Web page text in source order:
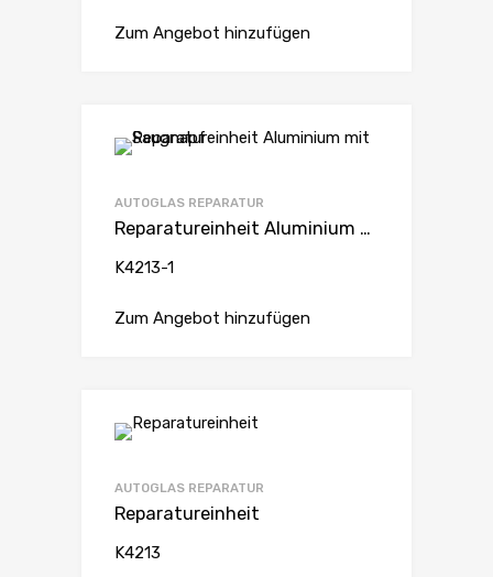
Zum Angebot hinzufügen
AUTOGLAS REPARATUR
Reparatureinheit Aluminium mit Saugnapf
K4213-1
Zum Angebot hinzufügen
AUTOGLAS REPARATUR
Reparatureinheit
K4213